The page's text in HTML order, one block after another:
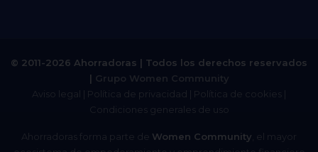
© 2011-2026 Ahorradoras | Todos los derechos reservados
| Grupo Women Community
Aviso legal
Política de privacidad Política de cookies
Condiciones generales de uso
Ahorradoras forma parte de Women Community , el mayor